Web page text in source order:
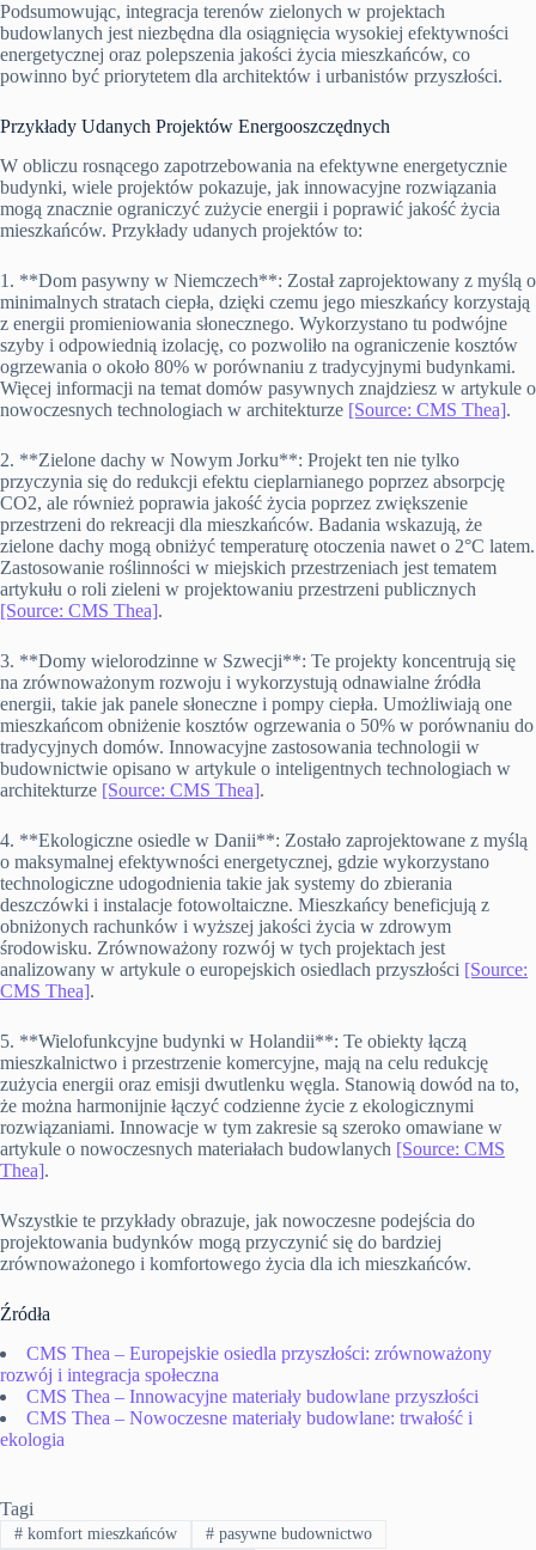
Podsumowując, integracja terenów zielonych w projektach
budowlanych jest niezbędna dla osiągnięcia wysokiej efektywności
energetycznej oraz polepszenia jakości życia mieszkańców, co
powinno być priorytetem dla architektów i urbanistów przyszłości.
Przykłady Udanych Projektów Energooszczędnych
W obliczu rosnącego zapotrzebowania na efektywne energetycznie
budynki, wiele projektów pokazuje, jak innowacyjne rozwiązania
mogą znacznie ograniczyć zużycie energii i poprawić jakość życia
mieszkańców. Przykłady udanych projektów to:
1. **Dom pasywny w Niemczech**: Został zaprojektowany z myślą o
minimalnych stratach ciepła, dzięki czemu jego mieszkańcy korzystają
z energii promieniowania słonecznego. Wykorzystano tu podwójne
szyby i odpowiednią izolację, co pozwoliło na ograniczenie kosztów
ogrzewania o około 80% w porównaniu z tradycyjnymi budynkami.
Więcej informacji na temat domów pasywnych znajdziesz w artykule o
nowoczesnych technologiach w architekturze [Source: CMS Thea].
2. **Zielone dachy w Nowym Jorku**: Projekt ten nie tylko
przyczynia się do redukcji efektu cieplarnianego poprzez absorpcję
CO2, ale również poprawia jakość życia poprzez zwiększenie
przestrzeni do rekreacji dla mieszkańców. Badania wskazują, że
zielone dachy mogą obniżyć temperaturę otoczenia nawet o 2°C latem.
Zastosowanie roślinności w miejskich przestrzeniach jest tematem
artykułu o roli zieleni w projektowaniu przestrzeni publicznych
[Source: CMS Thea].
3. **Domy wielorodzinne w Szwecji**: Te projekty koncentrują się
na zrównoważonym rozwoju i wykorzystują odnawialne źródła
energii, takie jak panele słoneczne i pompy ciepła. Umożliwiają one
mieszkańcom obniżenie kosztów ogrzewania o 50% w porównaniu do
tradycyjnych domów. Innowacyjne zastosowania technologii w
budownictwie opisano w artykule o inteligentnych technologiach w
architekturze [Source: CMS Thea].
4. **Ekologiczne osiedle w Danii**: Zostało zaprojektowane z myślą
o maksymalnej efektywności energetycznej, gdzie wykorzystano
technologiczne udogodnienia takie jak systemy do zbierania
deszczówki i instalacje fotowoltaiczne. Mieszkańcy beneficjują z
obniżonych rachunków i wyższej jakości życia w zdrowym
środowisku. Zrównoważony rozwój w tych projektach jest
analizowany w artykule o europejskich osiedlach przyszłości [Source:
CMS Thea].
5. **Wielofunkcyjne budynki w Holandii**: Te obiekty łączą
mieszkalnictwo i przestrzenie komercyjne, mają na celu redukcję
zużycia energii oraz emisji dwutlenku węgla. Stanowią dowód na to,
że można harmonijnie łączyć codzienne życie z ekologicznymi
rozwiązaniami. Innowacje w tym zakresie są szeroko omawiane w
artykule o nowoczesnych materiałach budowlanych [Source: CMS
Thea].
Wszystkie te przykłady obrazuje, jak nowoczesne podejścia do
projektowania budynków mogą przyczynić się do bardziej
zrównoważonego i komfortowego życia dla ich mieszkańców.
Źródła
CMS Thea – Europejskie osiedla przyszłości: zrównoważony
rozwój i integracja społeczna
CMS Thea – Innowacyjne materiały budowlane przyszłości
CMS Thea – Nowoczesne materiały budowlane: trwałość i
ekologia
Tagi
#komfort mieszkańców #pasywne budownictwo